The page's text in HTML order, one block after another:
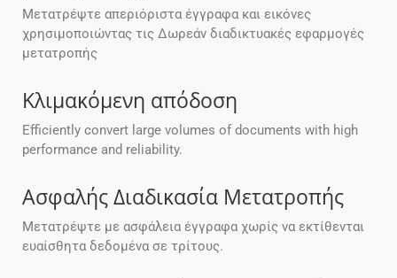
Μετατρέψτε απεριόριστα έγγραφα και εικόνες
χρησιμοποιώντας τις Δωρεάν διαδικτυακές εφαρμογές
μετατροπής
Κλιμακόμενη απόδοση
Efficiently convert large volumes of documents with high
performance and reliability.
Ασφαλής Διαδικασία Μετατροπής
Μετατρέψτε με ασφάλεια έγγραφα χωρίς να εκτίθενται
ευαίσθητα δεδομένα σε τρίτους.